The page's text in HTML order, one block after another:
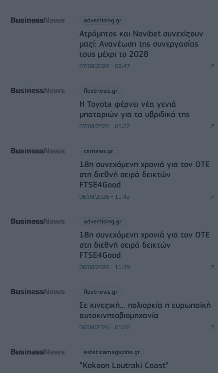
advertising.gr
Ατρόμητος και Novibet συνεχίζουν
μαζί: Ανανέωση της συνεργασίας
τους μέχρι το 2028
07/08/2026 - 08:47
fleetnews.gr
Η Toyota φέρνει νέα γενιά
μπαταριών για τα υβριδικά της
07/08/2026 - 05:22
csrnews.gr
18η συνεχόμενη χρονιά για τον ΟΤΕ
στη διεθνή σειρά δεικτών
FTSE4Good
06/08/2026 - 11:42
advertising.gr
18η συνεχόμενη χρονιά για τον ΟΤΕ
στη διεθνή σειρά δεικτών
FTSE4Good
06/08/2026 - 11:39
fleetnews.gr
Σε κινεζική… πολιορκία η ευρωπαϊκή
αυτοκινητοβιομηχανία
06/08/2026 - 05:00
esteticamagazine.gr
“Kokoon Loutraki Coast”